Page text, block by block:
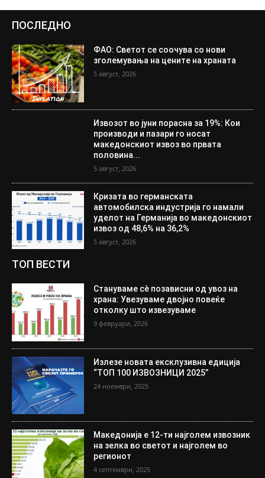
ПОСЛЕДНО
ФАО: Светот се соочува со нови
зголемувања на цените на храната
5 август, 2026
Извозот во јуни порасна за 19%: Кои
производи и пазари го носат
македонскиот извоз во првата
половина...
5 август, 2026
Кризата во германската
автомобилска индустрија го намали
уделот на Германија во македонскиот
извоз од 48,6% на 36,2%
5 август, 2026
ТОП ВЕСТИ
Стануваме сè позависни од увоз на
храна: Увезуваме двојно повеќе
отколку што извезуваме
9 февруари, 2026
Излезе новата ексклузивна едиција
“ТОП 100 ИЗВОЗНИЦИ 2025”
24 ноември, 2025
Македонија е 12-ти најголем извозник
на зелка во светот и најголем во
регионот
4 септември, 2025